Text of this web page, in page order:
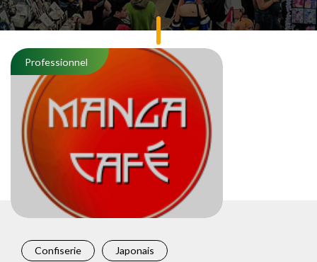
Professionnel
Confiserie Japonais